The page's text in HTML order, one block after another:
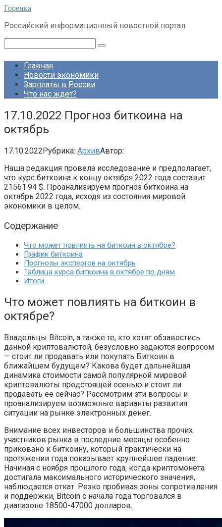
Перейти
контенту
Горенка
Российский информационный новостной портал
Главная
Новости экономики
Зарплаты в России
Что нас ждет?
17.10.2022 Прогноз биткоина на
октябрь
17.10.2022Рубрика: АрхивАвтор:
Наша редакция провела исследование и предполагает,
что курс биткоина к концу октября 2022 года составит
21561.94 $. Проанализируем прогноз биткоина на
октябрь 2022 года, исходя из состояния мировой
экономики в целом.
Содержание
Что может повлиять на биткоин в октябре?
График биткоина
Прогнозы экспертов на октябрь
Таблица курса биткоина в октябре по дням
Итоги
Что может повлиять на биткоин в
октябре?
Владельцы Bitcoin, а также те, кто хотят обзавестись
данной криптовалютой, безусловно задаются вопросом
— стоит ли продавать или покупать Биткоин в
ближайшем будущем? Какова будет дальнейшая
динамика стоимости самой популярной мировой
криптовалюты предстоящей осенью и стоит ли
продавать ее сейчас? Рассмотрим эти вопросы и
проанализируем возможные варианты развития
ситуации на рынке электронных денег.
Внимание всех инвесторов и большинства прочих
участников рынка в последние месяцы особенно
приковано к биткоину, который практически на
протяжении года показывает крупнейшее падение.
Начиная с ноября прошлого года, когда криптомонета
достигала максимального исторического значения,
наблюдается откат. Резко пробивая зоны сопротивления
и поддержки, Bitcoin с начала года торговался в
диапазоне 18500-47000 долларов.